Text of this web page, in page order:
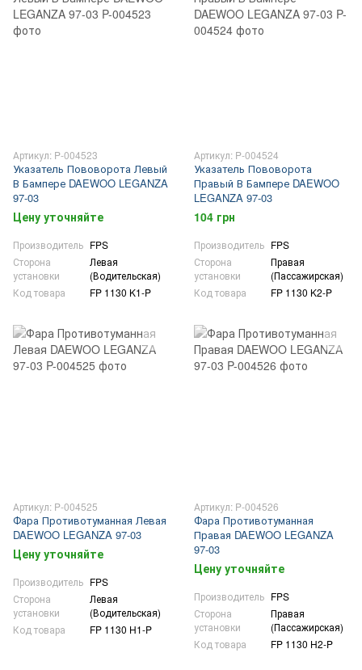
Артикул: P-004523
Указатель Пововорота Левый
В Бампере DAEWOO LEGANZA
97-03
Цену уточняйте
Производитель FPS
Сторона
установки
Левая
(Водительская)
Код товара
FP 1130 K1-P
Артикул: P-004524
Указатель Пововорота
Правый В Бампере DAEWOO
LEGANZA 97-03
104 грн
Производитель FPS
Сторона
установки
Правая
(Пассажирская)
Код товара
FP 1130 K2-P
Артикул: P-004525
Фара Противотуманная Левая
DAEWOO LEGANZA 97-03
Цену уточняйте
Производитель FPS
Сторона
установки
Левая
(Водительская)
Код товара
FP 1130 H1-P
Артикул: P-004526
Фара Противотуманная
Правая DAEWOO LEGANZA
97-03
Цену уточняйте
Производитель FPS
Сторона
установки
Правая
(Пассажирская)
Код товара
FP 1130 H2-P